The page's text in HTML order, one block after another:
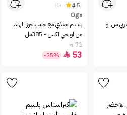
من او
4.5
(6)
Ogx
بلسم مغذي مع حليب جوز الهند
من او جي اكس - 385مل
71

53

-25%